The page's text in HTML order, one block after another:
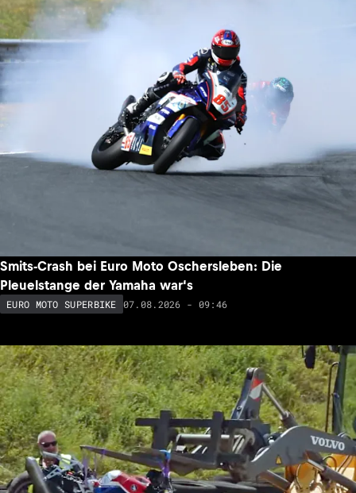
Smits-Crash bei Euro Moto Oschersleben: Die
Pleuelstange der Yamaha war‘s
EURO MOTO SUPERBIKE 07.08.2026 - 09:46